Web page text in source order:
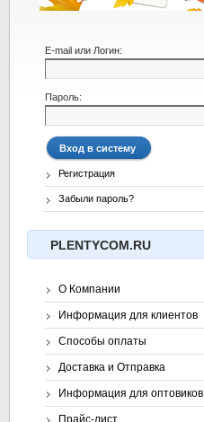
E-mail или Логин:
Пароль:
Регистрация
Забыли пароль?
PLENTYCOM.RU
О Компании
Информация для клиентов
Способы оплаты
Доставка и Отправка
Информация для оптовиков
Прайс-лист